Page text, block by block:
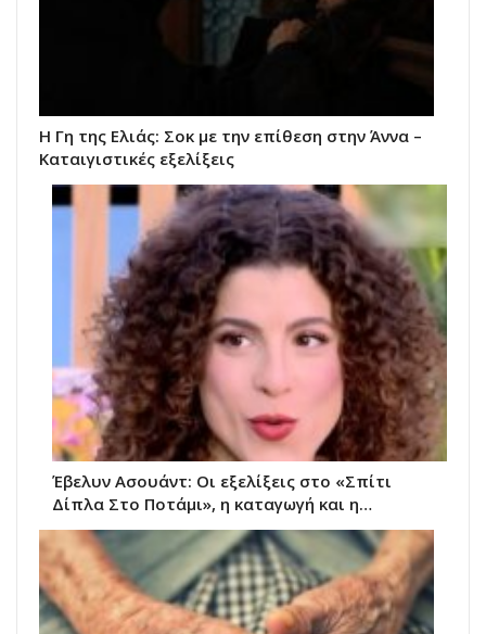
Η Γη της Ελιάς: Σοκ με την επίθεση στην Άννα –
Καταιγιστικές εξελίξεις
Έβελυν Ασουάντ: Οι εξελίξεις στο «Σπίτι
Δίπλα Στο Ποτάμι», η καταγωγή και η…